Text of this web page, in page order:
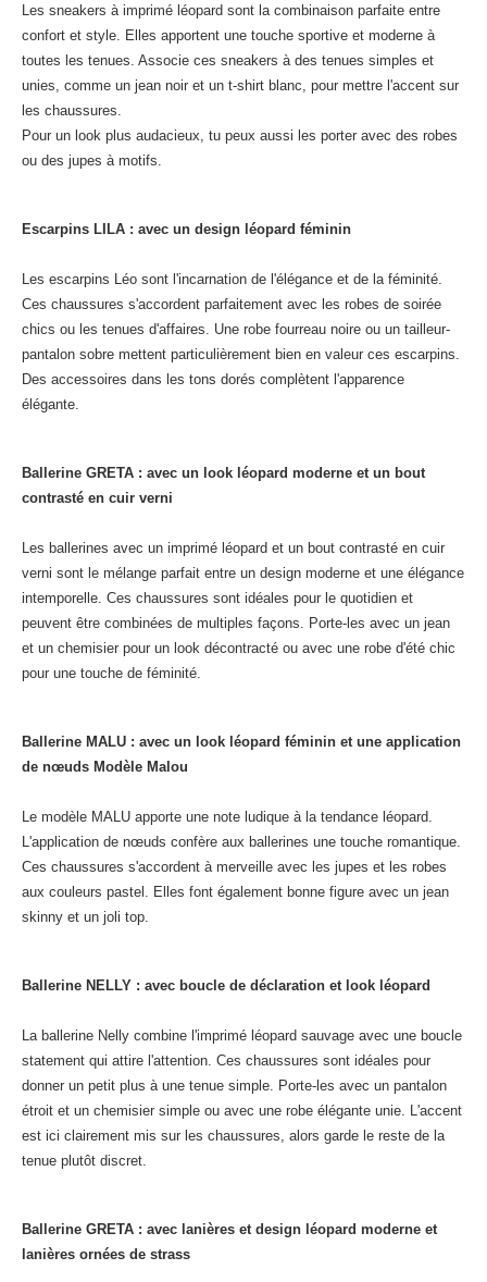
Les sneakers à imprimé léopard sont la combinaison parfaite entre
confort et style. Elles apportent une touche sportive et moderne à
toutes les tenues. Associe ces sneakers à des tenues simples et
unies, comme un jean noir et un t-shirt blanc, pour mettre l'accent sur
les chaussures.
Pour un look plus audacieux, tu peux aussi les porter avec des robes
ou des jupes à motifs.
Escarpins LILA : avec un design léopard féminin
Les escarpins Léo sont l'incarnation de l'élégance et de la féminité.
Ces chaussures s'accordent parfaitement avec les robes de soirée
chics ou les tenues d'affaires. Une robe fourreau noire ou un tailleur-
pantalon sobre mettent particulièrement bien en valeur ces escarpins.
Des accessoires dans les tons dorés complètent l'apparence
élégante.
Ballerine GRETA : avec un look léopard moderne et un bout
contrasté en cuir verni
Les ballerines avec un imprimé léopard et un bout contrasté en cuir
verni sont le mélange parfait entre un design moderne et une élégance
intemporelle. Ces chaussures sont idéales pour le quotidien et
peuvent être combinées de multiples façons. Porte-les avec un jean
et un chemisier pour un look décontracté ou avec une robe d'été chic
pour une touche de féminité.
Ballerine MALU : avec un look léopard féminin et une application
de nœuds Modèle Malou
Le modèle MALU apporte une note ludique à la tendance léopard.
L'application de nœuds confère aux ballerines une touche romantique.
Ces chaussures s'accordent à merveille avec les jupes et les robes
aux couleurs pastel. Elles font également bonne figure avec un jean
skinny et un joli top.
Ballerine NELLY : avec boucle de déclaration et look léopard
La ballerine Nelly combine l'imprimé léopard sauvage avec une boucle
statement qui attire l'attention. Ces chaussures sont idéales pour
donner un petit plus à une tenue simple. Porte-les avec un pantalon
étroit et un chemisier simple ou avec une robe élégante unie. L'accent
est ici clairement mis sur les chaussures, alors garde le reste de la
tenue plutôt discret.
Ballerine GRETA : avec lanières et design léopard moderne et
lanières ornées de strass